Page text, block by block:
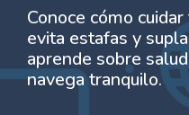
Conoce cómo
evita estafas y
aprende sobre
navega tranquilo.